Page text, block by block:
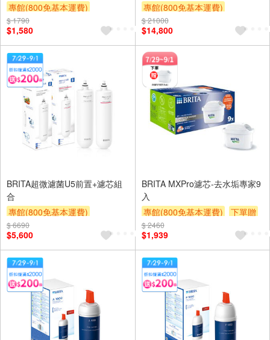
專館(800免基本運費)
滿額9折
$ 1790
$1,580
專館(800免基本運費)
滿額9折
$ 21000
$14,800
BRITA超微濾菌U5前置+濾芯組
合
專館(800免基本運費)
滿額9折
$ 6690
$5,600
BRITA MXPro濾芯-去水垢專家9
入
專館(800免基本運費)
下單贈
滿額9折
$ 2460
$1,939